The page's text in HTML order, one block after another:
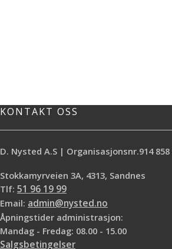
KONTAKT OSS
D. Nysted A.S | Organisasjonsnr.914 858
Stokkamyrveien 3A, 4313, Sandnes
Tlf: 51 96 19 99
Email: admin@nysted.no
Åpningstider administrasjon:
Mandag - Fredag: 08.00 - 15.00
Salgsbetingelser